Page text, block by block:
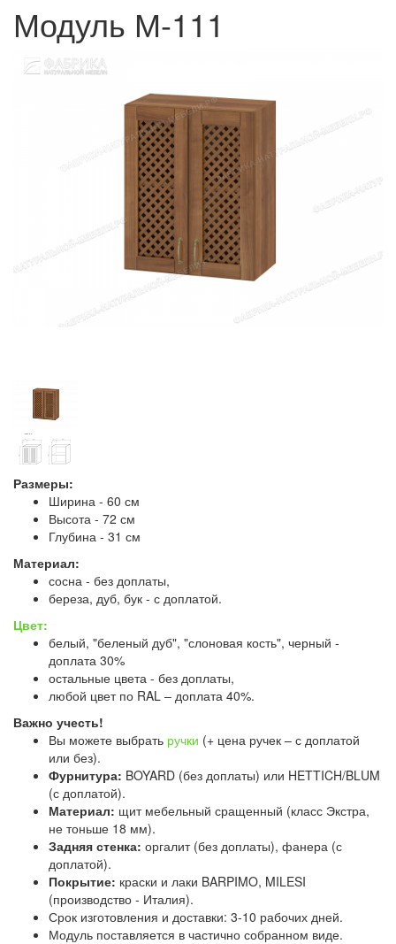
Модуль М-111
Размеры:
Ширина - 60 см
Высота - 72 см
Глубина - 31 см
Материал:
сосна - без доплаты,
береза, дуб, бук - с доплатой.
Цвет:
белый, "беленый дуб", "слоновая кость", черный -
доплата 30%
остальные цвета - без доплаты,
любой цвет по RAL – доплата 40%.
Важно учесть!
Вы можете выбрать ручки (+ цена ручек – с доплатой
или без).
Фурнитура: BOYARD (без доплаты) или HETTICH/BLUM
(с доплатой).
Материал: щит мебельный сращенный (класс Экстра,
не тоньше 18 мм).
Задняя стенка: оргалит (без доплаты), фанера (с
доплатой).
Покрытие: краски и лаки BARPIMO, MILESI
(производство - Италия).
Срок изготовления и доставки: 3-10 рабочих дней.
Модуль поставляется в частично собранном виде.